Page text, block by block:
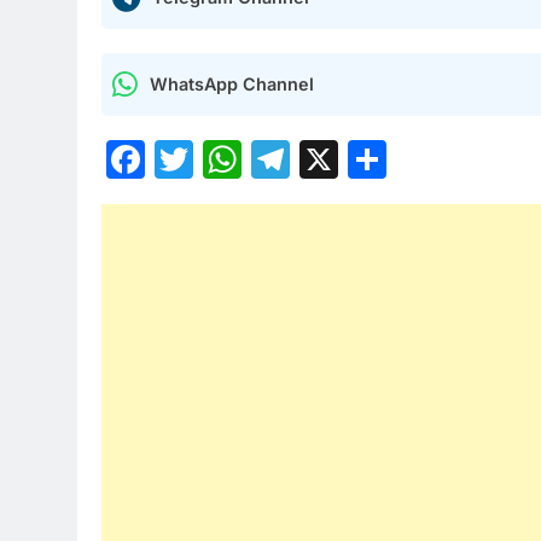
WhatsApp Channel
Facebook
Twitter
WhatsApp
Telegram
X